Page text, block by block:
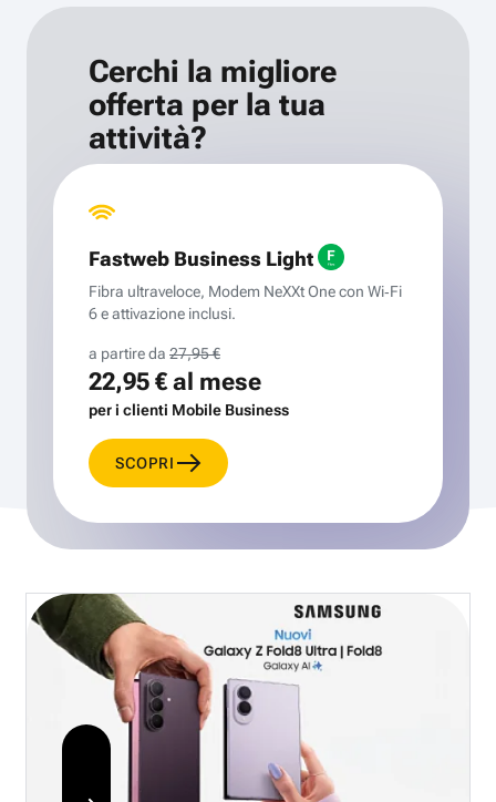
Cerchi la migliore
offerta per la tua
attività?
Fastweb Business Light
Fibra ultraveloce, Modem NeXXt One con Wi‑Fi
6 e attivazione inclusi.
a partire da 27,95 €
22,95 €al mese
per i clienti Mobile Business
SCOPRI